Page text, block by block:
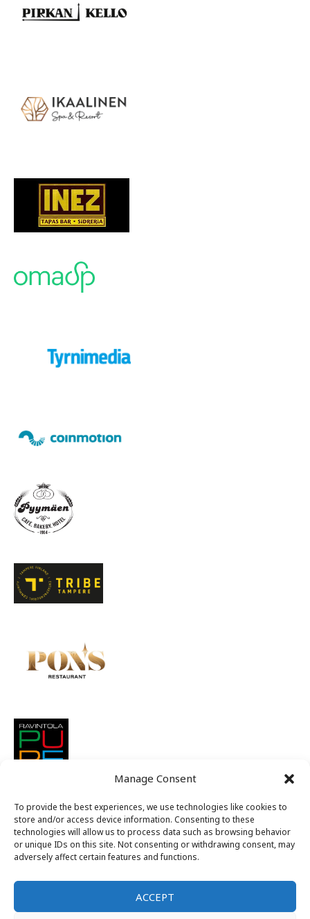
Manage Consent
To provide the best experiences, we use technologies like cookies to
store and/or access device information. Consenting to these
technologies will allow us to process data such as browsing behavior
or unique IDs on this site. Not consenting or withdrawing consent, may
adversely affect certain features and functions.
ACCEPT